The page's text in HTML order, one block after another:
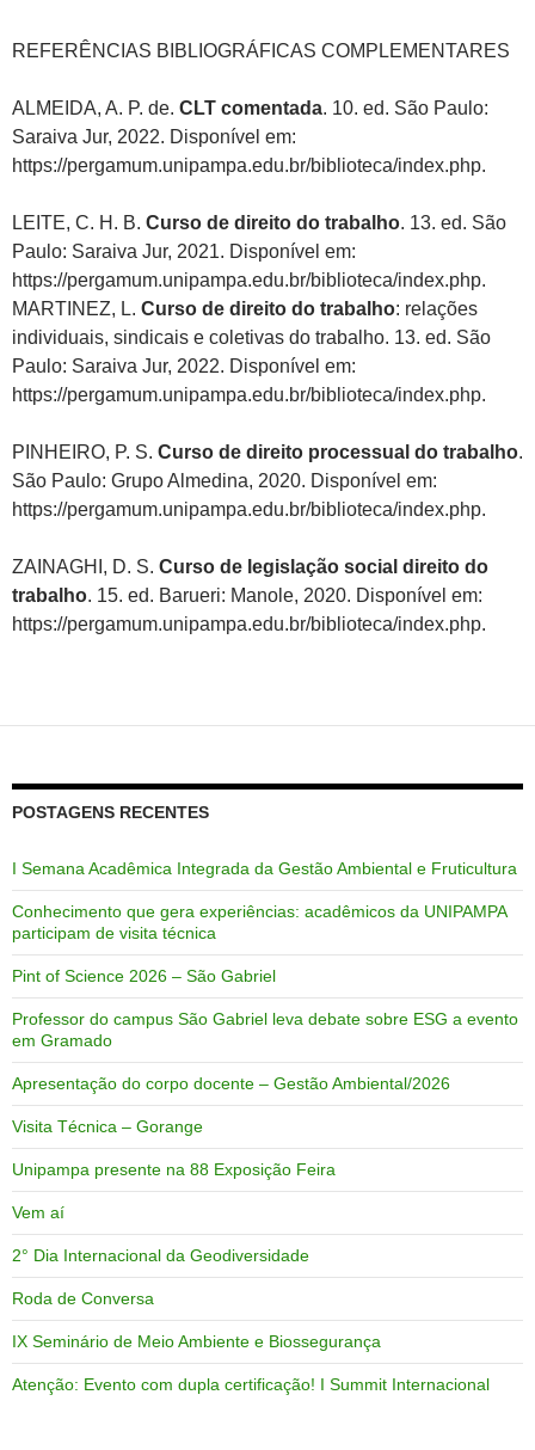
REFERÊNCIAS BIBLIOGRÁFICAS COMPLEMENTARES
ALMEIDA, A. P. de. CLT comentada. 10. ed. São Paulo:
Saraiva Jur, 2022. Disponível em:
https://pergamum.unipampa.edu.br/biblioteca/index.php.
LEITE, C. H. B. Curso de direito do trabalho. 13. ed. São
Paulo: Saraiva Jur, 2021. Disponível em:
https://pergamum.unipampa.edu.br/biblioteca/index.php.
MARTINEZ, L. Curso de direito do trabalho: relações
individuais, sindicais e coletivas do trabalho. 13. ed. São
Paulo: Saraiva Jur, 2022. Disponível em:
https://pergamum.unipampa.edu.br/biblioteca/index.php.
PINHEIRO, P. S. Curso de direito processual do trabalho.
São Paulo: Grupo Almedina, 2020. Disponível em:
https://pergamum.unipampa.edu.br/biblioteca/index.php.
ZAINAGHI, D. S. Curso de legislação social direito do
trabalho. 15. ed. Barueri: Manole, 2020. Disponível em:
https://pergamum.unipampa.edu.br/biblioteca/index.php.
POSTAGENS RECENTES
I Semana Acadêmica Integrada da Gestão Ambiental e Fruticultura
Conhecimento que gera experiências: acadêmicos da UNIPAMPA
participam de visita técnica
Pint of Science 2026 – São Gabriel
Professor do campus São Gabriel leva debate sobre ESG a evento
em Gramado
Apresentação do corpo docente – Gestão Ambiental/2026
Visita Técnica – Gorange
Unipampa presente na 88 Exposição Feira
Vem aí
2° Dia Internacional da Geodiversidade
Roda de Conversa
IX Seminário de Meio Ambiente e Biossegurança
Atenção: Evento com dupla certificação! I Summit Internacional